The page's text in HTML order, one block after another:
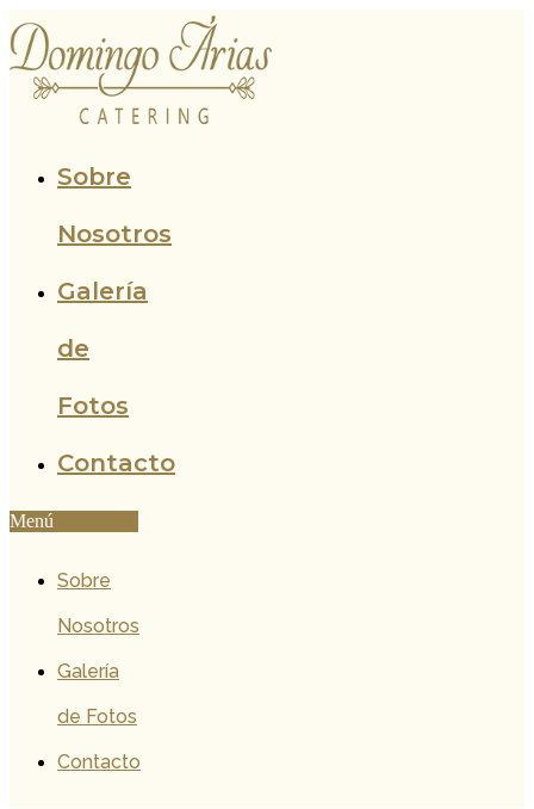
al
contenido
Sobre
Nosotros
Galería
de
Fotos
Contacto
Menú
Sobre
Nosotros
Galería
de Fotos
Contacto